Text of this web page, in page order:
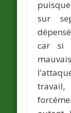
sur
car si